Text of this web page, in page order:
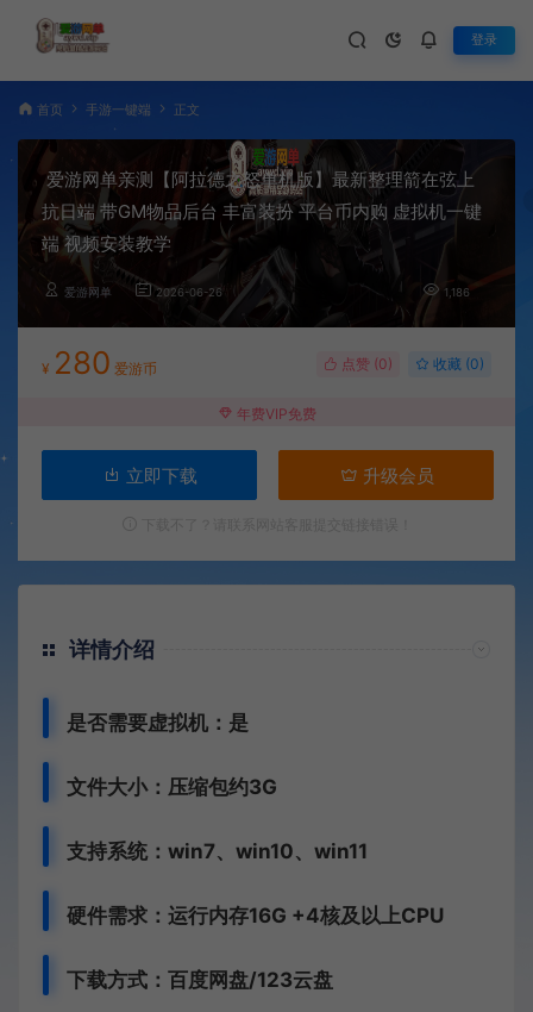
登录
首页 手游一键端 正文
爱游网单亲测【阿拉德之怒单机版】最新整理箭在弦上
抗日端 带GM物品后台 丰富装扮 平台币内购 虚拟机一键
端 视频安装教学
爱游网单 2026-06-26 1,186
¥ 280 爱游币 点赞 (0) 收藏 (0)
年费VIP免费
立即下载 升级会员
详情介绍
是否需要虚拟机：是
文件大小：压缩包约3G
支持系统：win7、win10、win11
硬件需求：运行内存16G +4核及以上CPU
下载方式： 百度网盘/123云盘